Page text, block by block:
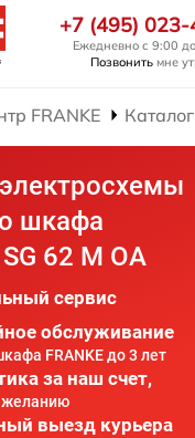
+7 (495)
Ежедневно с 9:00
Позвонить мне
FRANKE
шкафа
62 M OA
сервис
обслуживание
FRANKE до 3 лет
за наш счет,
желанию
выезд курьера